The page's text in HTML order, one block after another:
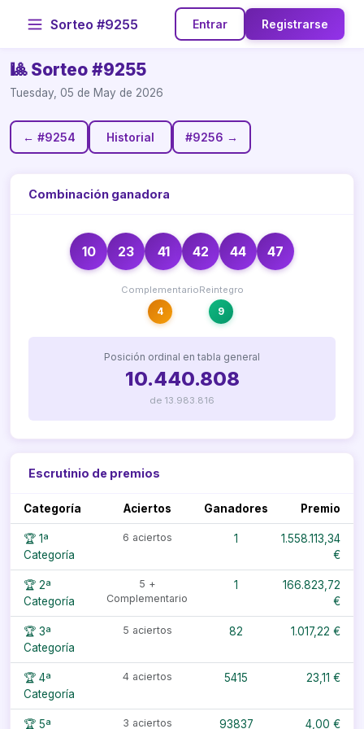
Sorteo #9255 Entrar Registrarse
🎱 Sorteo #9255
Tuesday, 05 de May de 2026
← #9254 Historial #9256 →
Combinación ganadora
10 23 41 42 44 47
Complementario
4
Reintegro
9
Posición ordinal en tabla general
10.440.808
de 13.983.816
Escrutinio de premios
Categoría Aciertos Ganadores Premio
🏆 1ª
Categoría
6 aciertos 1
1.558.113,34
€
🏆 2ª
Categoría
5 +
Complementario
1
166.823,72
€
🏆 3ª
Categoría
5 aciertos 82 1.017,22 €
🏆 4ª
Categoría
4 aciertos 5415 23,11 €
🏆 5ª 3 aciertos 93837 4,00 €